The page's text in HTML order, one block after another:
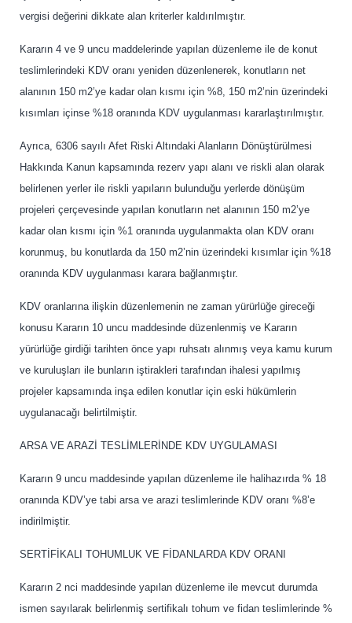
vergisi değerini dikkate alan kriterler kaldırılmıştır.
Kararın 4 ve 9 uncu maddelerinde yapılan düzenleme ile de konut
teslimlerindeki KDV oranı yeniden düzenlenerek, konutların net
alanının 150 m2’ye kadar olan kısmı için %8, 150 m2’nin üzerindeki
kısımları içinse %18 oranında KDV uygulanması kararlaştırılmıştır.
Ayrıca, 6306 sayılı Afet Riski Altındaki Alanların Dönüştürülmesi
Hakkında Kanun kapsamında rezerv yapı alanı ve riskli alan olarak
belirlenen yerler ile riskli yapıların bulunduğu yerlerde dönüşüm
projeleri çerçevesinde yapılan konutların net alanının 150 m2’ye
kadar olan kısmı için %1 oranında uygulanmakta olan KDV oranı
korunmuş, bu konutlarda da 150 m2’nin üzerindeki kısımlar için %18
oranında KDV uygulanması karara bağlanmıştır.
KDV oranlarına ilişkin düzenlemenin ne zaman yürürlüğe gireceği
konusu Kararın 10 uncu maddesinde düzenlenmiş ve Kararın
yürürlüğe girdiği tarihten önce yapı ruhsatı alınmış veya kamu kurum
ve kuruluşları ile bunların iştirakleri tarafından ihalesi yapılmış
projeler kapsamında inşa edilen konutlar için eski hükümlerin
uygulanacağı belirtilmiştir.
ARSA VE ARAZİ TESLİMLERİNDE KDV UYGULAMASI
Kararın 9 uncu maddesinde yapılan düzenleme ile halihazırda % 18
oranında KDV’ye tabi arsa ve arazi teslimlerinde KDV oranı %8’e
indirilmiştir.
SERTİFİKALI TOHUMLUK VE FİDANLARDA KDV ORANI
Kararın 2 nci maddesinde yapılan düzenleme ile mevcut durumda
ismen sayılarak belirlenmiş sertifikalı tohum ve fidan teslimlerinde %